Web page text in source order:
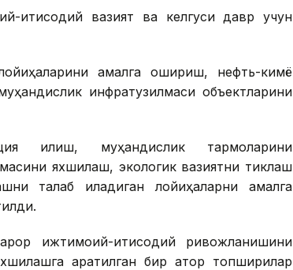
иқтисодий вазият ва келгуси давр учун
амалга ошириш, нефть-кимё
инфратузилмаси объектларини
қилиш, муҳандислик тармоқларини
яхшилаш, экологик вазиятни тиклаш
талаб қиладиган лойиҳаларни амалга
ижтимоий-иқтисодий ривожланишини
қаратилган бир қатор топшириқлар